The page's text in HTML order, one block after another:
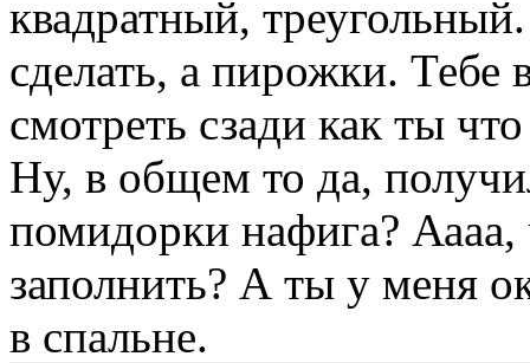
квадратный,
сделать, а пирожки.
смотреть сзади как ты
Ну, в общем то да,
помидорки нафига?
заполнить? А ты у меня
в спальне.